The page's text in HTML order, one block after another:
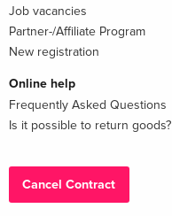
Job vacancies
Partner-/Affiliate Program
New registration
Online help
Frequently Asked Questions
Is it possible to return goods?
Cancel Contract